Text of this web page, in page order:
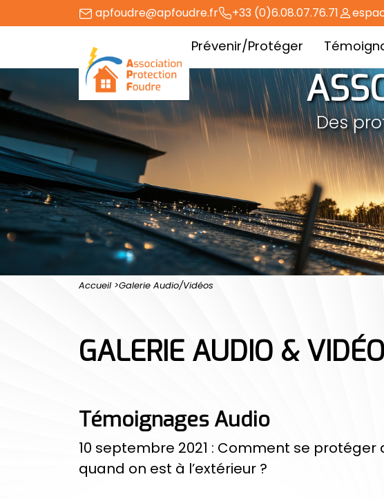
au
apfoudre@apfoudre.fr +33 (0)6.08.07.76.71
L’association Prévenir/Protéger
Des
Accueil Galerie Audio/Vidéos
GALERIE AUDIO &
Témoignages Audio
10 septembre 2021 : Comment se
quand on est à l’extérieur ?